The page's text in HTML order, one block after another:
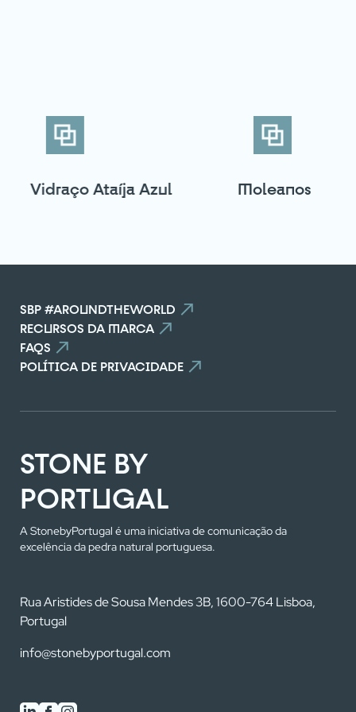
Vidraço Ataíja Azul Moleanos
SBP #AROUNDTHEWORLD
RECURSOS DA MARCA
FAQS
POLÍTICA DE PRIVACIDADE
STONE BY
PORTUGAL
A StonebyPortugal é uma iniciativa de comunicação da
excelência da pedra natural portuguesa.
Rua Aristides de Sousa Mendes 3B, 1600-764 Lisboa,
Portugal
info@stonebyportugal.com